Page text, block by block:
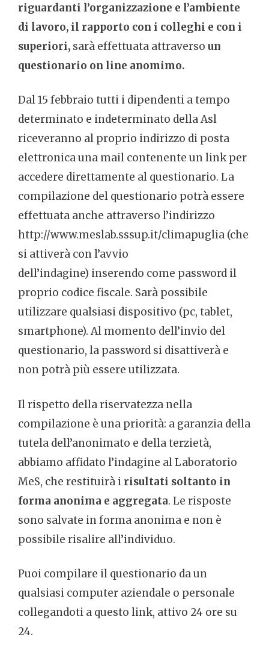
riguardanti l’organizzazione e l’ambiente
di lavoro, il rapporto con i colleghi e con i
superiori, sarà effettuata attraverso un
questionario on line anomimo.
Dal 15 febbraio tutti i dipendenti a tempo
determinato e indeterminato della Asl
riceveranno al proprio indirizzo di posta
elettronica una mail contenente un link per
accedere direttamente al questionario. La
compilazione del questionario potrà essere
effettuata anche attraverso l’indirizzo
http://www.meslab.sssup.it/climapuglia (che
si attiverà con l’avvio
dell’indagine) inserendo come password il
proprio codice fiscale. Sarà possibile
utilizzare qualsiasi dispositivo (pc, tablet,
smartphone). Al momento dell’invio del
questionario, la password si disattiverà e
non potrà più essere utilizzata.
Il rispetto della riservatezza nella
compilazione è una priorità: a garanzia della
tutela dell’anonimato e della terzietà,
abbiamo affidato l’indagine al Laboratorio
MeS, che restituirà i risultati soltanto in
forma anonima e aggregata. Le risposte
sono salvate in forma anonima e non è
possibile risalire all’individuo.
Puoi compilare il questionario da un
qualsiasi computer aziendale o personale
collegandoti a questo link, attivo 24 ore su
24.